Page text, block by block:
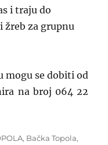
i traju do
žreb za grupnu
mogu se dobiti od
na broj 064 22
, Bačka Topola,